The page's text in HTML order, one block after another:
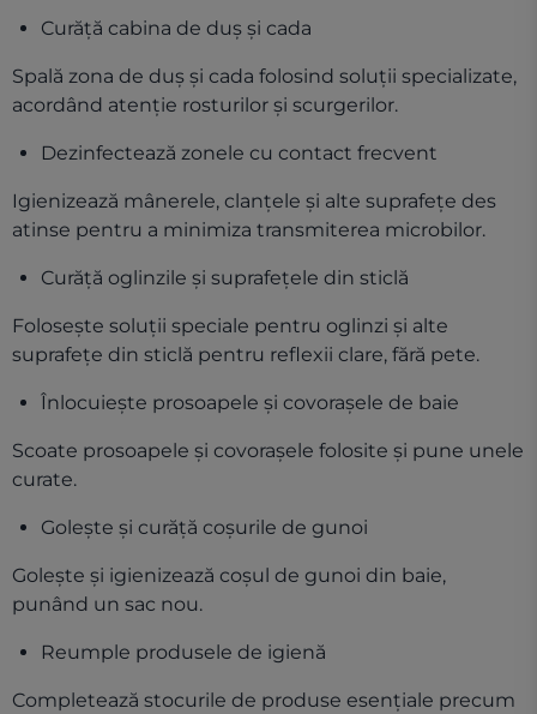
Curăță cabina de duș și cada
Spală zona de duș și cada folosind soluții specializate,
acordând atenție rosturilor și scurgerilor.
Dezinfectează zonele cu contact frecvent
Igienizează mânerele, clanțele și alte suprafețe des
atinse pentru a minimiza transmiterea microbilor.
Curăță oglinzile și suprafețele din sticlă
Folosește soluții speciale pentru oglinzi și alte
suprafețe din sticlă pentru reflexii clare, fără pete.
Înlocuiește prosoapele și covorașele de baie
Scoate prosoapele și covorașele folosite și pune unele
curate.
Golește și curăță coșurile de gunoi
Golește și igienizează coșul de gunoi din baie,
punând un sac nou.
Reumple produsele de igienă
Completează stocurile de produse esențiale precum